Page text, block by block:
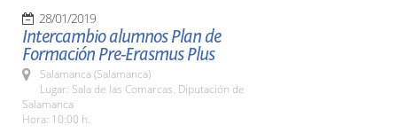
28/01/2019
Intercambio alumnos Plan de
Formación Pre-Erasmus Plus
Salamanca (Salamanca)
Lugar: Sala de las Comarcas. Diputación de
Salamanca
Hora: 10:00 h.